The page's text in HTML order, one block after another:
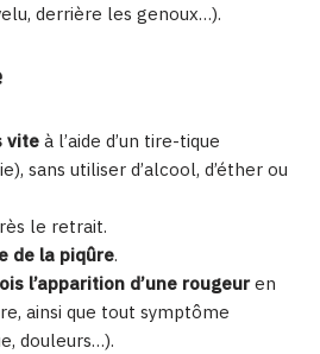
derrière les genoux…).
vite à l’aide d’un tire-tique
sans utiliser d’alcool, d’éther ou
le retrait.
de la piqûre.
l’apparition d’une rougeuren
ainsi que tout symptôme
douleurs…).